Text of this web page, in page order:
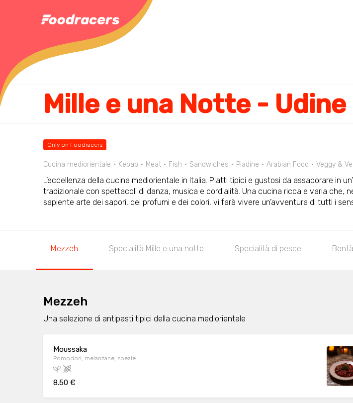
Only on Foodracers
Cucina mediorientale Kebab Meat Fish Sandwiches Piadine Arabian Food Veggy &
L’eccellenza della cucina mediorientale in Italia. Piatti tipici e gustosi da assaporare in
tradizionale con spettacoli di danza, musica e cordialità. Una cucina ricca e varia che,
sapiente arte dei sapori, dei profumi e dei colori, vi farà vivere un’avventura di tutti i
Mezzeh Specialità Mille e una notte Specialità di pesce
Mezzeh
Una selezione di antipasti tipici della cucina mediorientale
Moussaka
Pomodori, melanzane, spezie.
8.50 €